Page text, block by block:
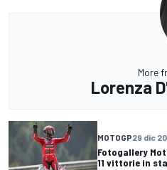
More
Lorenza
MOTOGP29 dic
Fotogallery
11 vittorie in